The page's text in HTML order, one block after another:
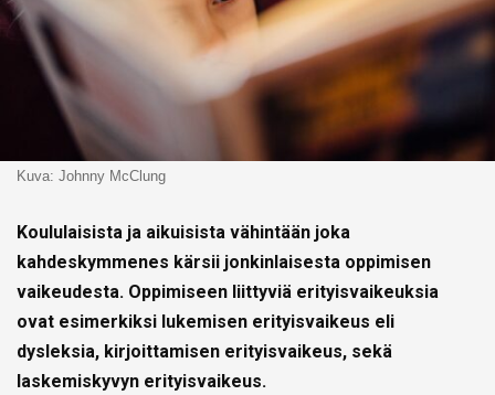
Kuva: Johnny McClung
Koululaisista ja aikuisista vähintään joka
kahdeskymmenes kärsii jonkinlaisesta oppimisen
vaikeudesta. Oppimiseen liittyviä erityisvaikeuksia
ovat esimerkiksi lukemisen erityisvaikeus eli
dysleksia, kirjoittamisen erityisvaikeus, sekä
laskemiskyvyn erityisvaikeus.